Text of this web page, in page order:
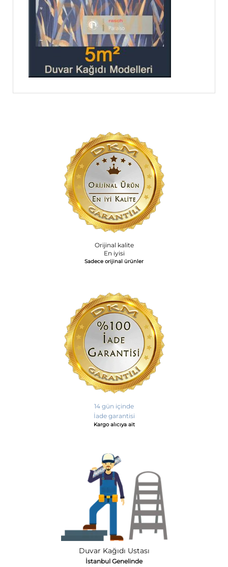
Orijinal kalite
En iyisi
Sadece orijinal ürünler
14 gün içinde
İade garantisi
Kargo alıcıya ait
Duvar Kağıdı Ustası
İstanbul Genelinde